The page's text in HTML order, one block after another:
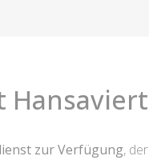
zur Verfügung,